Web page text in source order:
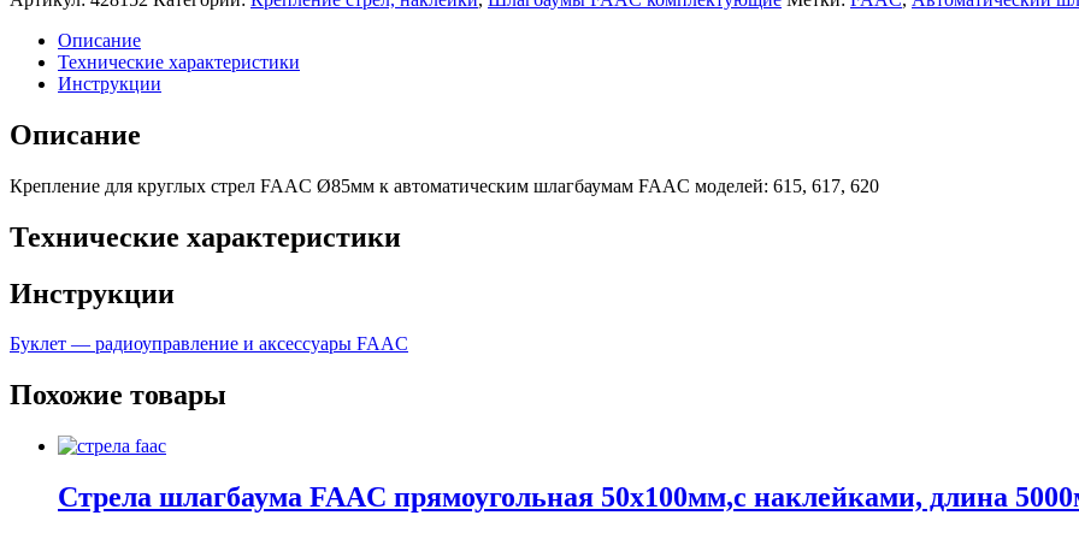
Описание
Технические характеристики
Инструкции
Описание
Крепление для круглых стрел FAAC Ø85мм к автоматическим шлагбаумам FAAC моделей: 615, 617, 620
Технические характеристики
Инструкции
Буклет — радиоуправление и аксессуары FAAC
Похожие товары
Стрела шлагбаума FAAC прямоугольная 50х100мм,с наклейками, длина